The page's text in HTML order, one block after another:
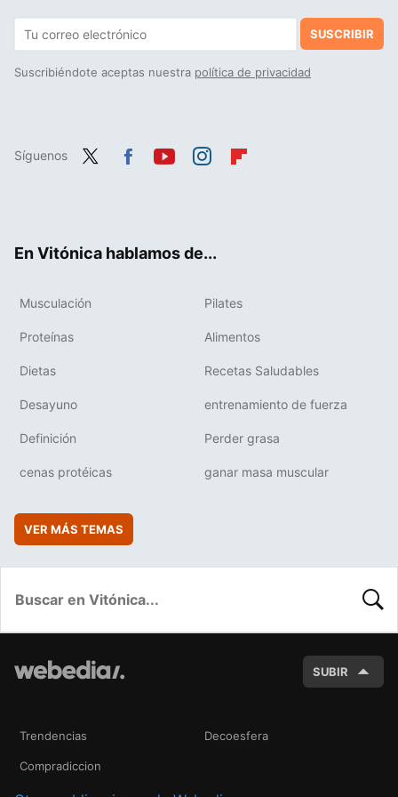
SUSCRIBIR
Suscribiéndote aceptas nuestra política de privacidad
Síguenos
En Vitónica hablamos de...
Musculación Pilates
Proteínas Alimentos
Dietas Recetas Saludables
Desayuno entrenamiento de fuerza
Definición Perder grasa
cenas protéicas ganar masa muscular
VER MÁS TEMAS
SUBIR
Trendencias Decoesfera
Compradiccion